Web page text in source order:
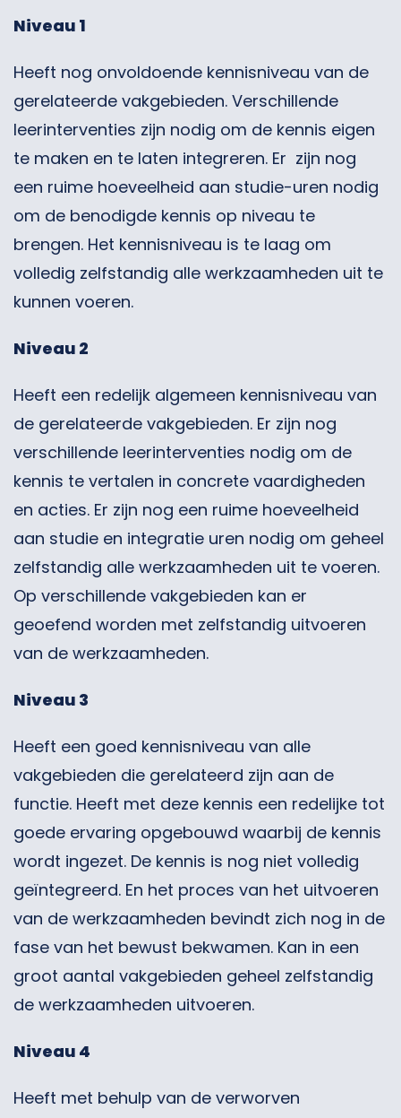
Niveau 1
Heeft nog onvoldoende kennisniveau van de
gerelateerde vakgebieden. Verschillende
leerinterventies zijn nodig om de kennis eigen
te maken en te laten integreren. Er zijn nog
een ruime hoeveelheid aan studie-uren nodig
om de benodigde kennis op niveau te
brengen. Het kennisniveau is te laag om
volledig zelfstandig alle werkzaamheden uit te
kunnen voeren.
Niveau 2
Heeft een redelijk algemeen kennisniveau van
de gerelateerde vakgebieden. Er zijn nog
verschillende leerinterventies nodig om de
kennis te vertalen in concrete vaardigheden
en acties. Er zijn nog een ruime hoeveelheid
aan studie en integratie uren nodig om geheel
zelfstandig alle werkzaamheden uit te voeren.
Op verschillende vakgebieden kan er
geoefend worden met zelfstandig uitvoeren
van de werkzaamheden.
Niveau 3
Heeft een goed kennisniveau van alle
vakgebieden die gerelateerd zijn aan de
functie. Heeft met deze kennis een redelijke tot
goede ervaring opgebouwd waarbij de kennis
wordt ingezet. De kennis is nog niet volledig
geïntegreerd. En het proces van het uitvoeren
van de werkzaamheden bevindt zich nog in de
fase van het bewust bekwamen. Kan in een
groot aantal vakgebieden geheel zelfstandig
de werkzaamheden uitvoeren.
Niveau 4
Heeft met behulp van de verworven